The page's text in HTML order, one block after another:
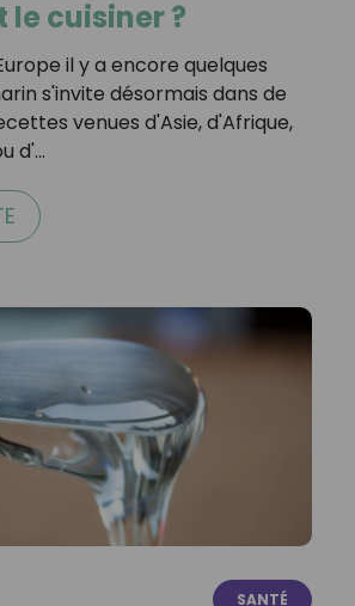
cuisiner ?
il y a encore quelques
s'invite désormais dans de
venues d'Asie, d'Afrique,
d'…
SANTÉ